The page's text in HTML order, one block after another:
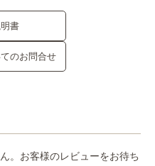
書
のお問合せ
。お客様のレビューをお待ち